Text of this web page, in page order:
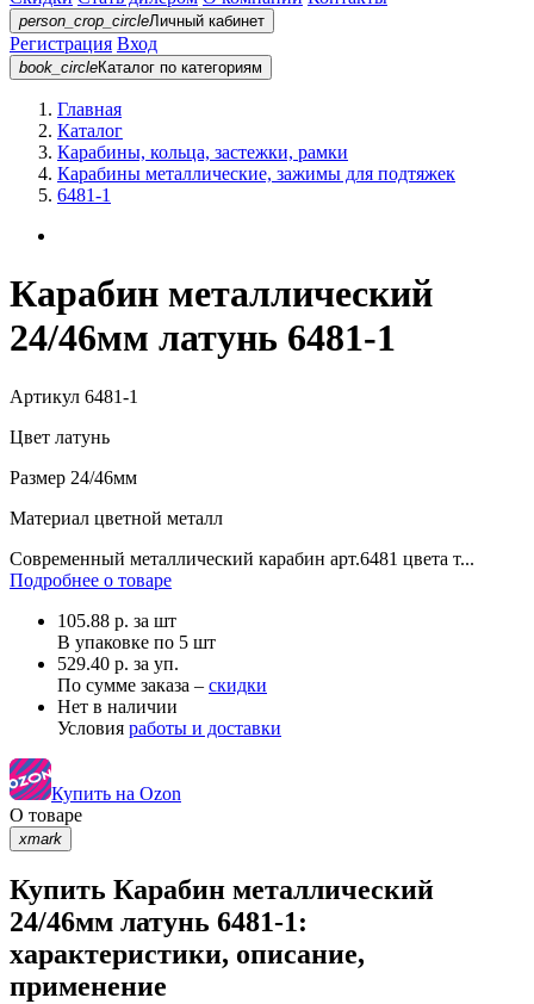
person_crop_circleЛичный кабинет
Регистрация Вход
book_circleКаталог по категориям
Главная
Каталог
Карабины, кольца, застежки, рамки
Карабины металлические, зажимы для подтяжек
6481-1
Карабин металлический
24/46мм латунь 6481-1
Артикул 6481-1
Цвет латунь
Размер 24/46мм
Материал цветной металл
Современный металлический карабин арт.6481 цвета т...
Подробнее о товаре
105.88 р. за шт
В упаковке по 5 шт
529.40 р. за уп.
По сумме заказа – скидки
Нет в наличии
Условия работы и доставки
Купить на Ozon
О товаре
xmark
Купить Карабин металлический
24/46мм латунь 6481-1:
характеристики, описание,
применение